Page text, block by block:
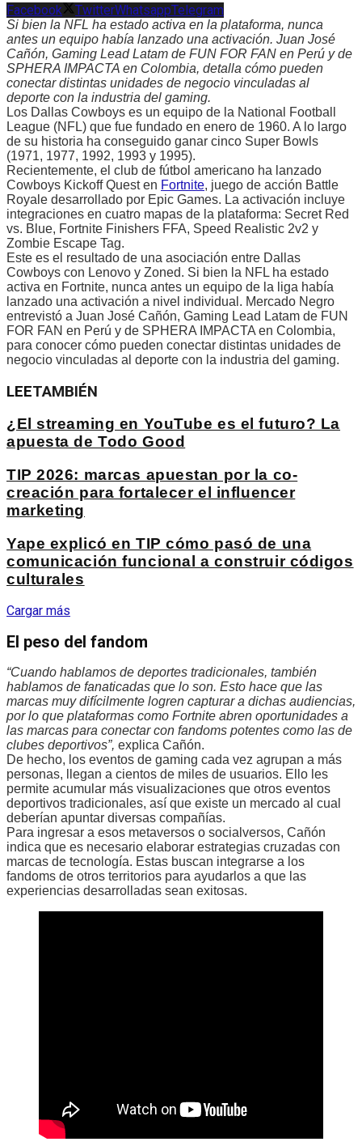
Facebook TwitterWhatsappTelegram
Si bien la NFL ha estado activa en la plataforma, nunca
antes un equipo había lanzado una activación. Juan José
Cañón, Gaming Lead Latam de FUN FOR FAN en Perú y de
SPHERA IMPACTA en Colombia, detalla cómo pueden
conectar distintas unidades de negocio vinculadas al
deporte con la industria del gaming.
Los Dallas Cowboys es un equipo de la National Football
League (NFL) que fue fundado en enero de 1960. A lo largo
de su historia ha conseguido ganar cinco Super Bowls
(1971, 1977, 1992, 1993 y 1995).
Recientemente, el club de fútbol americano ha lanzado
Cowboys Kickoff Quest en Fortnite, juego de acción Battle
Royale desarrollado por Epic Games. La activación incluye
integraciones en cuatro mapas de la plataforma: Secret Red
vs. Blue, Fortnite Finishers FFA, Speed ​​Realistic 2v2 y
Zombie Escape Tag.
Este es el resultado de una asociación entre Dallas
Cowboys con Lenovo y Zoned. Si bien la NFL ha estado
activa en Fortnite, nunca antes un equipo de la liga había
lanzado una activación a nivel individual. Mercado Negro
entrevistó a Juan José Cañón, Gaming Lead Latam de FUN
FOR FAN en Perú y de SPHERA IMPACTA en Colombia,
para conocer cómo pueden conectar distintas unidades de
negocio vinculadas al deporte con la industria del gaming.
LEETAMBIÉN
¿El streaming en YouTube es el futuro? La
apuesta de Todo Good
TIP 2026: marcas apuestan por la co-
creación para fortalecer el influencer
marketing
Yape explicó en TIP cómo pasó de una
comunicación funcional a construir códigos
culturales
Cargar más
El peso del fandom
“Cuando hablamos de deportes tradicionales, también
hablamos de fanaticadas que lo son. Esto hace que las
marcas muy difícilmente logren capturar a dichas audiencias,
por lo que plataformas como Fortnite abren oportunidades a
las marcas para conectar con fandoms potentes como las de
clubes deportivos”, explica Cañón.
De hecho, los eventos de gaming cada vez agrupan a más
personas, llegan a cientos de miles de usuarios. Ello les
permite acumular más visualizaciones que otros eventos
deportivos tradicionales, así que existe un mercado al cual
deberían apuntar diversas compañías.
Para ingresar a esos metaversos o socialversos, Cañón
indica que es necesario elaborar estrategias cruzadas con
marcas de tecnología. Estas buscan integrarse a los
fandoms de otros territorios para ayudarlos a que las
experiencias desarrolladas sean exitosas.